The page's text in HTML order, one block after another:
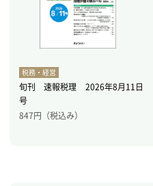
税務・経営
旬刊 速報税理 2026年8月11日
号
847円（税込み）